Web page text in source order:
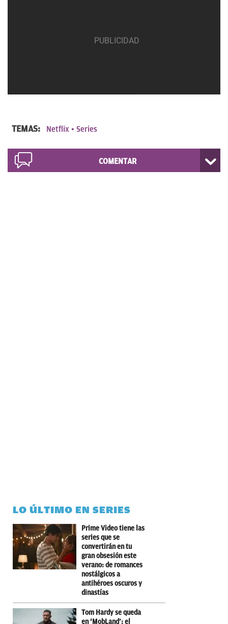
TEMAS: Netflix Series
COMENTAR
LO ÚLTIMO EN SERIES
Prime Video tiene las
series que se
convertirán en tu
gran obsesión este
verano: de romances
nostálgicos a
antihéroes oscuros y
dinastías
Tom Hardy se queda
en ‘MobLand’: el